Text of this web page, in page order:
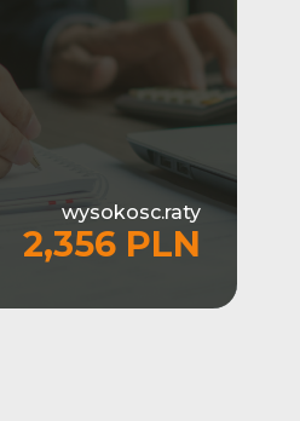
wysokosc.raty
2,356 PLN